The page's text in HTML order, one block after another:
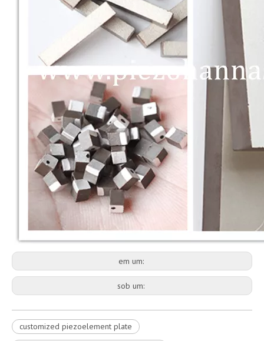
em um:
sob um:
customized piezoelement plate